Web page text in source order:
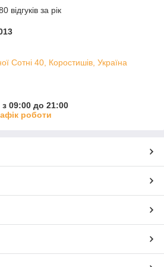
відгуків за рік
Сотні 40, Коростишів, Україна
09:00 до 21:00
роботи